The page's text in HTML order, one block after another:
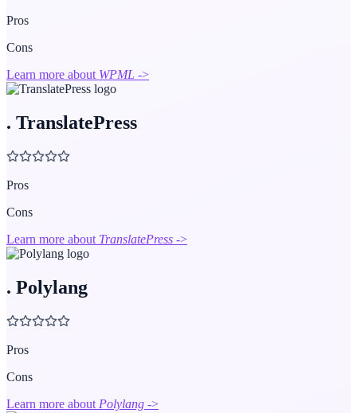
Pros
Cons
Learn more about WPML ->
. TranslatePress
Pros
Cons
Learn more about TranslatePress ->
. Polylang
Pros
Cons
Learn more about Polylang ->